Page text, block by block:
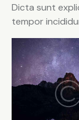
Dicta sunt
tempor